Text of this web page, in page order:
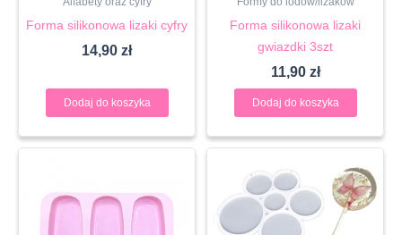
Forma silikonowa lizaki cyfry
14,90 zł
Dodaj do koszyka
Forma silikonowa lizaki
gwiazdki 3szt
11,90 zł
Dodaj do koszyka